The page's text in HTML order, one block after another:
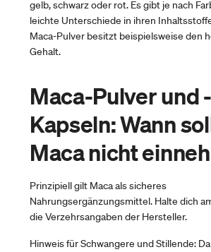
gelb, schwarz oder rot. Es gibt je nach
leichte Unterschiede in ihren
Maca-Pulver besitzt beispielsweise den
Gehalt.
Maca-Pulver und -
Kapseln: Wann
Maca nicht
Prinzipiell gilt Maca als sicheres
Nahrungsergänzungsmittel. Halte dich
die Verzehrsangaben der Hersteller.
Hinweis für Schwangere und Stillende: